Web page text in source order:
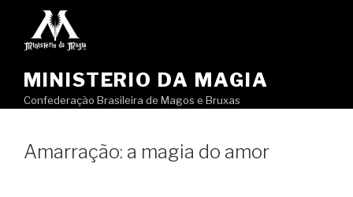
MINISTERIO DA MAGIA
Confederação Brasileira de Magos e Bruxas
Amarração: a magia do amor